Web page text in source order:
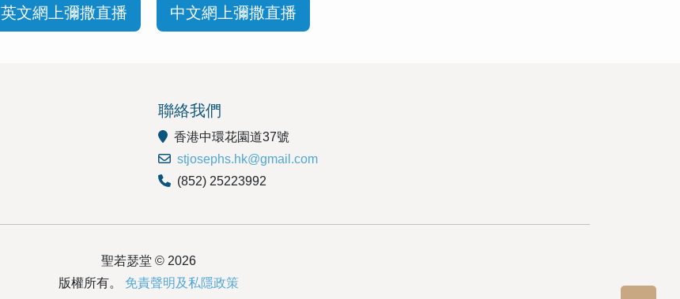
英文網上彌撒直播 中文網上彌撒直播
聯絡我們
香港中環花園道37號
stjosephs.hk@gmail.com
(852) 25223992
聖若瑟堂 © 2026
版權所有。 免責聲明及私隱政策